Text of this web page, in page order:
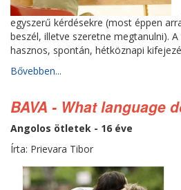
egyszerű kérdésekre (most éppen
beszél, illetve szeretne megtanulni).
hasznos, spontán, hétköznapi
Bővebben...
BAVA - What language
Angolos ötletek - 16 éve
Írta: Prievara Tibor